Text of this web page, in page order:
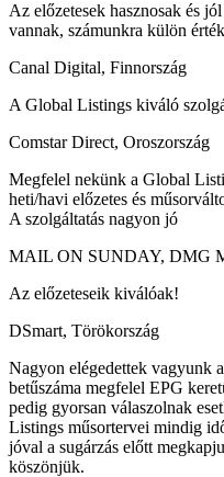
Az előzetesek hasznosak és
vannak, számunkra külön
Canal Digital, Finnország
A Global Listings kiváló
Comstar Direct, Oroszország
Megfelel nekünk a Global
heti/havi előzetes és
A szolgáltatás nagyon jó
MAIL ON SUNDAY, DMG
Az előzeteseik kiválóak!
DSmart, Törökország
Nagyon elégedettek vagyunk
betűszáma megfelel EPG
pedig gyorsan válaszolnak
Listings műsortervei mindig
jóval a sugárzás előtt
köszönjük.